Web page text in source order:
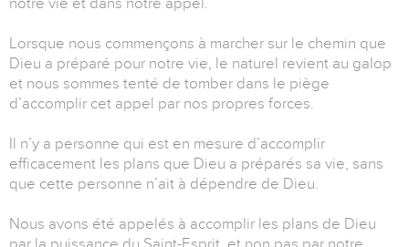
Lorsque nous commençons à marcher sur le chemin que
Dieu a préparé pour notre vie, le naturel revient au galop
et nous sommes tenté de tomber dans le piège
d’accomplir cet appel par nos propres forces.
Il n’y a personne qui est en mesure d’accomplir
efficacement les plans que Dieu a préparés sa vie, sans
que cette personne n’ait à dépendre de Dieu.
Nous avons été appelés à accomplir les plans de Dieu